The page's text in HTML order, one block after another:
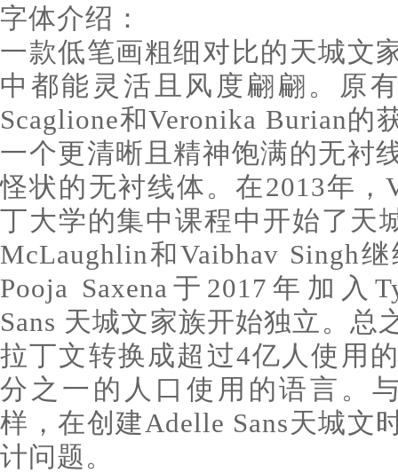
字体介绍：
一款低笔画粗细对比的天城文
中都能灵活且风度翩翩。原
Scaglione和Veronika Burian的
一个更清晰且精神饱满的无衬
怪状的无衬线体。在2013年，
丁大学的集中课程中开始了天
McLaughlin和Vaibhav Singh
Pooja Saxena于2017年加入
Sans 天城文家族开始独立。总
拉丁文转换成超过4亿人使用
分之一的人口使用的语言。
样，在创建Adelle Sans天城文
计问题。